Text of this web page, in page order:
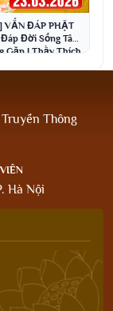
VẤN ĐÁP PHẬT
Đời Sống Tâm
Gặp | Thầy Thích
Thông
Hà Nội